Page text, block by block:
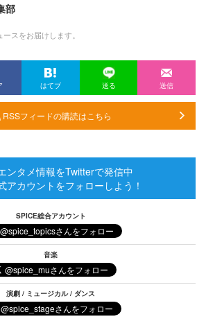
部
スをお届けします。
はてブ 送る 送信
RSSフィードの購読はこちら
ンタメ情報をTwitterで発信中
アカウントをフォローしよう！
SPICE総合アカウント
音楽
演劇 / ミュージカル / ダンス